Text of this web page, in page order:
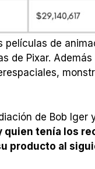
de
de Pixar.
de Bob
tenía los
producto al